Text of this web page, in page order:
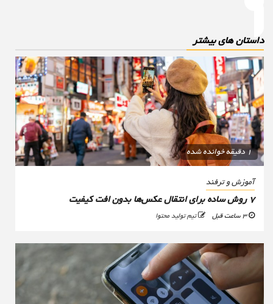
های بیشتر
1 دقیقه خوانده شده
آموزش و ترفند
تیم تولید محتوا